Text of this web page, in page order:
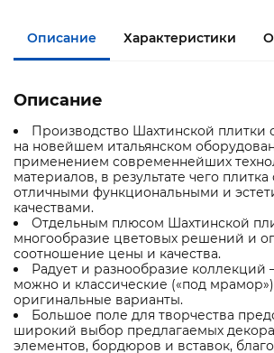
Описание Характеристики
Описание
Производство Шахтинской плитки
на новейшем итальянском
применением современнейших
материалов, в результате чего плитка
отличными функциональными и
качествами.
Отдельным плюсом Шахтинской
многообразие цветовых решений и
соотношение цены и качества.
Радует и разнообразие коллекций
можно и классические («под
оригинальные варианты.
Большое поле для творчества
широкий выбор предлагаемых
элементов, бордюров и вставок,